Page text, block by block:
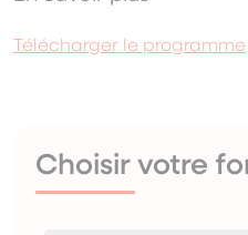
Télécharger le programme
Choisir votre